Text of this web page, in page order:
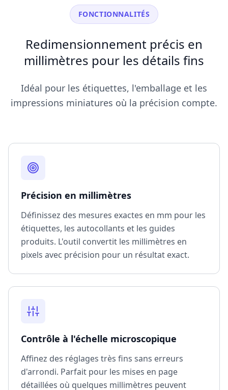
FONCTIONNALITÉS
Redimensionnement précis en
millimètres pour les détails fins
Idéal pour les étiquettes, l'emballage et les
impressions miniatures où la précision compte.
Précision en millimètres
Définissez des mesures exactes en mm pour les
étiquettes, les autocollants et les guides
produits. L'outil convertit les millimètres en
pixels avec précision pour un résultat exact.
Contrôle à l'échelle microscopique
Affinez des réglages très fins sans erreurs
d'arrondi. Parfait pour les mises en page
détaillées où quelques millimètres peuvent